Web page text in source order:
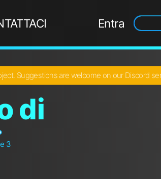
Entra
Suggestions are welcome on our Discord
di
3